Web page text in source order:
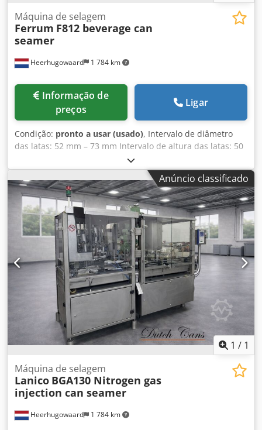
Heerhugowaard 1 784 km
Máquina de selagem
Ferrum F812 beverage can
seamer
preços
Ligar
Condição: pronto a usar (usado), Intervalo de diâmetro
das latas: 52 mm – 73 mm Intervalo de altura das latas: 50
mm – 190 mm Cabeças: 12 Cjdeyyq Dtspfx Amusha
Capacidade: até 1200 latas por minuto
Anúncio classificado
1 / 1
Heerhugowaard 1 784 km
Máquina de selagem
Lanico BGA130 Nitrogen gas
injection can seamer